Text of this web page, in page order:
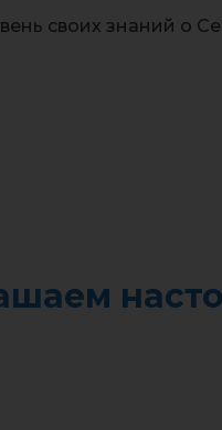
своих знаний о